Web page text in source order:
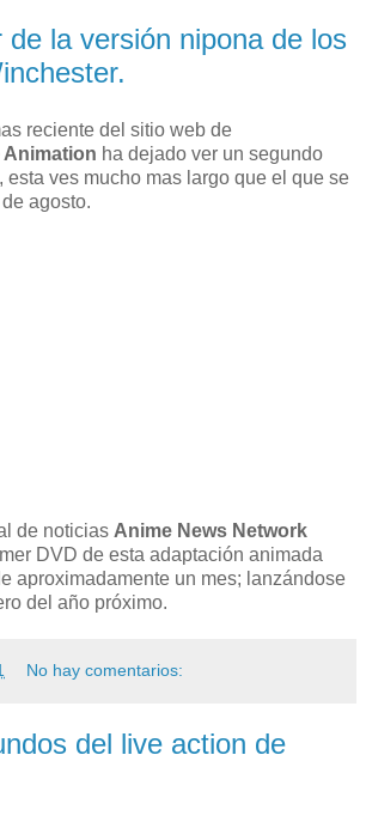
de la versión nipona de los
reciente del sitio web de
Animation ha dejado ver un segundo
esta ves mucho mas largo que el que se
agosto.
de noticias Anime News Network
DVD de esta adaptación animada
aproximadamente un mes; lanzándose
del año próximo.
No hay comentarios:
del live action de